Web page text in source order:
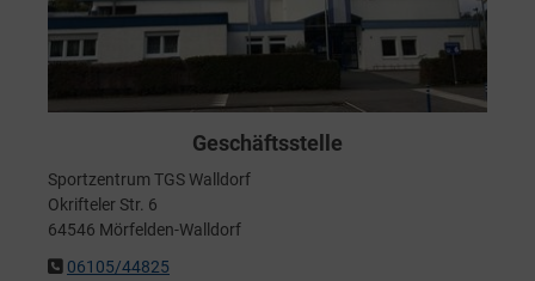
Geschäftsstelle
Sportzentrum TGS Walldorf
Okrifteler Str. 6
64546 Mörfelden-Walldorf
06105/44825